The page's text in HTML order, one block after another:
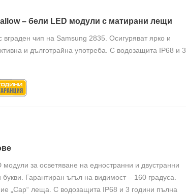
– бели LED модули с матирани лещи
вграден чип на Samsung 2835. Осигуряват ярко и
и дълготрайна употреба. С водозащита IP68 и 3
модули за осветяване на едностранни и двустранни
Гарантиран ъгъл на видимост – 160 градуса.
„Cap“ леща. С водозащита IP68 и 3 години пълна